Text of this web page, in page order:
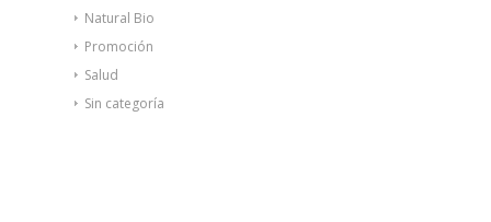
Natural Bio
Promoción
Salud
Sin categoría